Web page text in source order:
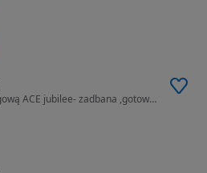
Sprzedam przyczepę kempingową ACE jubilee- zadbana ,gotowa do sezonu